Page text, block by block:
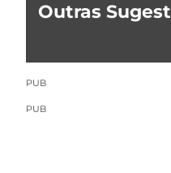
Outras
PUB
PUB